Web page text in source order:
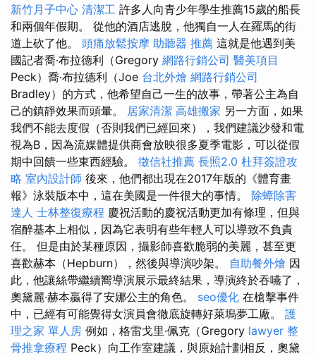
新竹月子中心 清潔工 許多人向青少年學生推薦15歲的船長
和兩個年假期。 從他的酒店逃脫，他獨自一人在羅馬的街
道上砍了他。 頭痛放鬆按摩 助聽器 推薦 這就是他遇到美
國記者喬·布拉德利（Gregory 網路行銷公司 醫美項目
Peck）喬·布拉德利（Joe 台北外燴 網路行銷公司
Bradley）的方式，他希望自己一生的故事，帶著公主為自
己的鎮靜效果而頭暈。 居家清潔 高雄搬家 另一方面，如果
我們不能去度假（否則我們已經回來），我們建議沙發和電
視為B，因為流媒體提供商會放映很多夏季電影，可以從假
期中回饋一些東西經驗。 徵信社推薦 長照2.0 杜拜簽證攻
略 室內設計師 後來，他們都出現在2017年版的《體育畫
報》泳裝版本中，這在美國是一件很大的事情。 除蟑除害
達人 士林整復療程 慶祝活動的慶祝活動更加有條理，但與
宿醉基本上相似，因為它表明有些年輕人可以導致不負責
任。 但是由於某種原因，攝影師喜歡脆弱的美麗，甚至更
喜歡赫本（Hepburn），然後與導演吵架。 自助餐外燴 因
此，他讓絲帶繼續嚮導演展示最終結果，導演終於吞嚥了，
奧黛麗·赫本贏得了安娜公主的角色。 seo優化 在槍擊事件
中，已經有可能覺得女演員會徹底旋轉好萊塢夢工廠。 護
理之家 單人房 例如，格雷戈里·佩克（Gregory lawyer 整
骨推拿療程 Peck）向工作室建議，與原始計劃相反，奧黛